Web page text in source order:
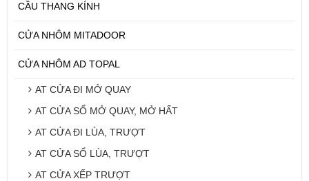
CẦU THANG KÍNH
CỬA NHÔM MITADOOR
CỬA NHÔM AD TOPAL
AT CỬA ĐI MỞ QUAY
AT CỬA SỔ MỞ QUAY, MỞ HẤT
AT CỬA ĐI LÙA, TRƯỢT
AT CỬA SỔ LÙA, TRƯỢT
AT CỬA XẾP TRƯỢT